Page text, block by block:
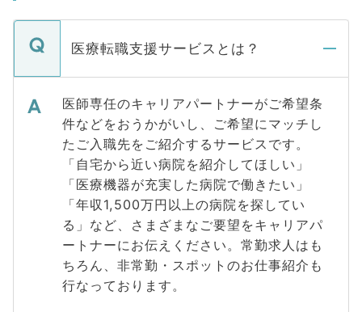
医療転職支援サービスとは？
医師専任のキャリアパートナーがご希望条
件などをおうかがいし、ご希望にマッチし
たご入職先をご紹介するサービスです。
「自宅から近い病院を紹介してほしい」
「医療機器が充実した病院で働きたい」
「年収1,500万円以上の病院を探してい
る」など、さまざまなご要望をキャリアパ
ートナーにお伝えください。常勤求人はも
ちろん、非常勤・スポットのお仕事紹介も
行なっております。